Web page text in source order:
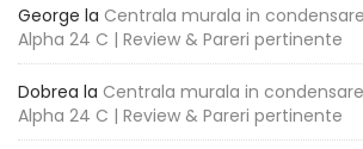
George la Centrala murala in
Alpha 24 C | Review & Pareri pertinente
Dobrea la Centrala murala in
Alpha 24 C | Review & Pareri pertinente